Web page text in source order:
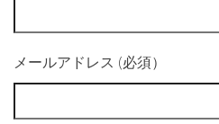
メールアドレス (必須）